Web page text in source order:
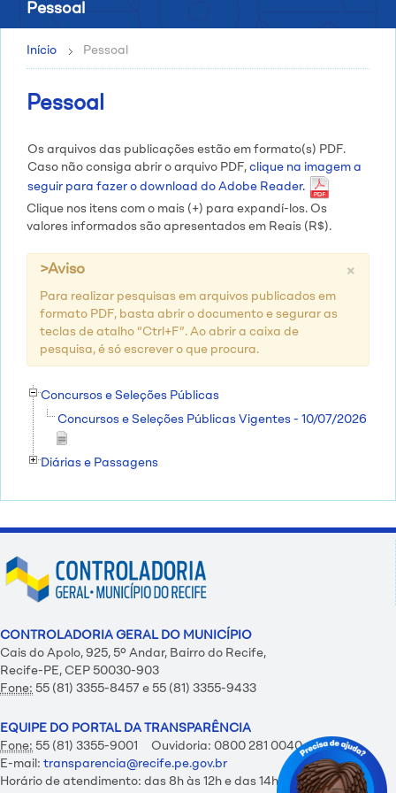
Pessoal
Início Pessoal
Pessoal
Os arquivos das publicações estão em formato(s) PDF.
Caso não consiga abrir o arquivo PDF, clique na imagem a
seguir para fazer o download do Adobe Reader.
Clique nos itens com o mais (+) para expandí-los. Os
valores informados são apresentados em Reais (R$).
×
>Aviso
Para realizar pesquisas em arquivos publicados em
formato PDF, basta abrir o documento e segurar as
teclas de atalho “Ctrl+F”. Ao abrir a caixa de
pesquisa, é só escrever o que procura.
Concursos e Seleções Públicas
Concursos e Seleções Públicas Vigentes - 10/07/2026
Diárias e Passagens
CONTROLADORIA GERAL DO MUNICÍPIO
Cais do Apolo, 925, 5º Andar, Bairro do Recife,
Recife-PE, CEP 50030-903
Fone: 55 (81) 3355-8457 e 55 (81) 3355-9433
EQUIPE DO PORTAL DA TRANSPARÊNCIA
Fone: 55 (81) 3355-9001 Ouvidoria: 0800 281 0040
E-mail: transparencia@recife.pe.gov.br
Horário de atendimento: das 8h às 12h e das 14h às 18h